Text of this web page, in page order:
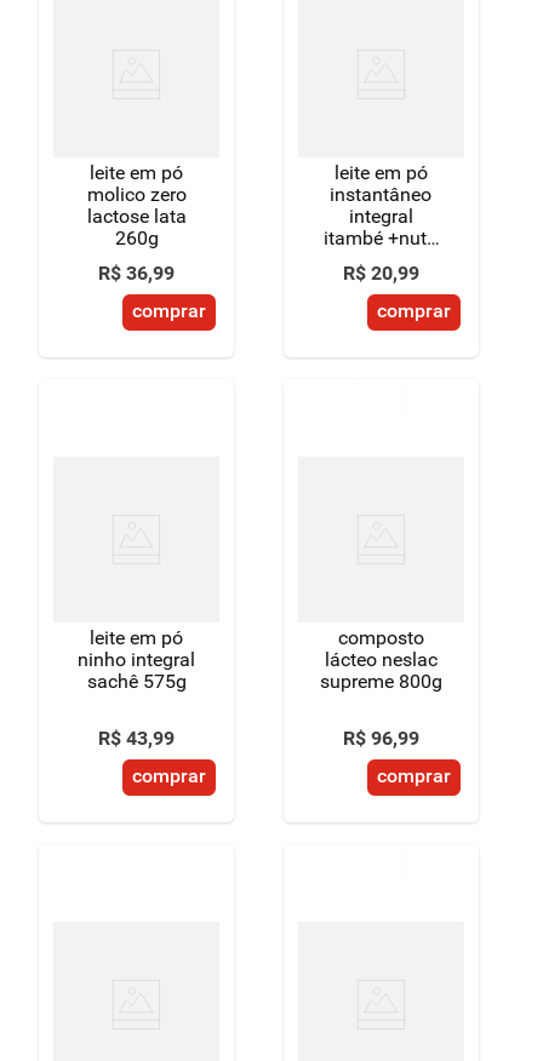
leite em pó
molico zero
lactose lata
260g
R$ 36,99
comprar
leite em pó
instantâneo
integral
itambé +nutri
lata 380g
R$ 20,99
comprar
leite em pó
ninho integral
sachê 575g
R$ 43,99
comprar
composto
lácteo neslac
supreme 800g
R$ 96,99
comprar